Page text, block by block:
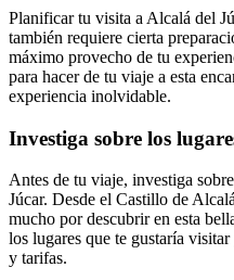
Planificar tu visita a Alcalá del
también requiere cierta
máximo provecho de tu
para hacer de tu viaje a esta
experiencia inolvidable.
Investiga sobre los
Antes de tu viaje, investiga
Júcar. Desde el Castillo de
mucho por descubrir en esta
los lugares que te gustaría
y tarifas.